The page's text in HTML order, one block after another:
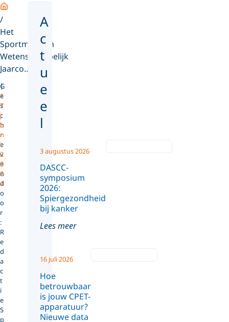
Home
Het
Sportmedisch
Wetenschappelijk
Jaarco...
G
e
s
c
h
r
e
v
e
n
d
o
o
r
:
R
e
d
a
c
t
i
e
S
p
1
7
j
u
n
i
2
0
2
4
A
c
t
u
e
e
l
DASCC-
symposium
2026:
Spiergezondheid
bij kanker
3 augustus 2026
Lees meer
Hoe
betrouwbaar
is jouw CPET-
apparatuur?
Nieuwe data
16 juli 2026